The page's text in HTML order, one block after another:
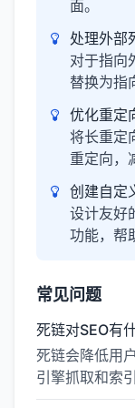
面。
处理外部
对于指向
替换为指
优化重定
将长重定
重定向，
创建自定
设计友好
功能，帮
常见问题
死链对SEO有
死链会降低用
引擎抓取和索